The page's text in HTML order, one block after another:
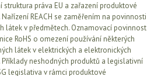
struktura práva EU a zařazení produktové
REACH se zaměřením na povinnosti
látek v předmětech. Oznamovací povinnost
RoHS o omezení používání některých
látek v elektrických a elektronických
Příklady neshodných produktů a legislativní
legislativa v rámci produktové